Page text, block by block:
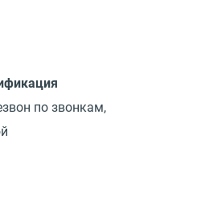
по звонкам,